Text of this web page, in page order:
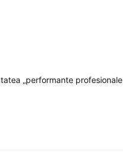
„performante profesionale